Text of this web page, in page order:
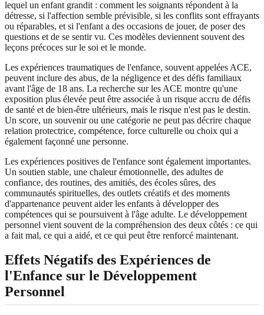
lequel un enfant grandit : comment les soignants répondent à la
détresse, si l'affection semble prévisible, si les conflits sont effrayants
ou réparables, et si l'enfant a des occasions de jouer, de poser des
questions et de se sentir vu. Ces modèles deviennent souvent des
leçons précoces sur le soi et le monde.
Les expériences traumatiques de l'enfance, souvent appelées ACE,
peuvent inclure des abus, de la négligence et des défis familiaux
avant l'âge de 18 ans. La recherche sur les ACE montre qu'une
exposition plus élevée peut être associée à un risque accru de défis
de santé et de bien-être ultérieurs, mais le risque n'est pas le destin.
Un score, un souvenir ou une catégorie ne peut pas décrire chaque
relation protectrice, compétence, force culturelle ou choix qui a
également façonné une personne.
Les expériences positives de l'enfance sont également importantes.
Un soutien stable, une chaleur émotionnelle, des adultes de
confiance, des routines, des amitiés, des écoles sûres, des
communautés spirituelles, des outlets créatifs et des moments
d'appartenance peuvent aider les enfants à développer des
compétences qui se poursuivent à l'âge adulte. Le développement
personnel vient souvent de la compréhension des deux côtés : ce qui
a fait mal, ce qui a aidé, et ce qui peut être renforcé maintenant.
Effets Négatifs des Expériences de
l'Enfance sur le Développement
Personnel